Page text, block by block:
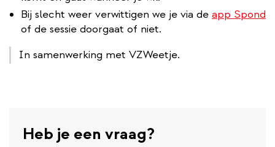
Bij slecht weer verwittigen we je via de app Spond
of de sessie doorgaat of niet.
In samenwerking met VZWeetje.
Heb je een vraag?